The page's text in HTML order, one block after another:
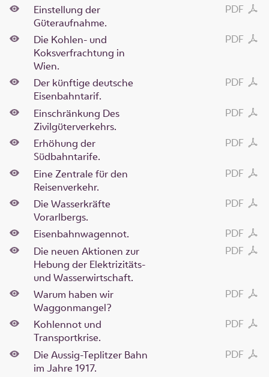
PDF
Einstellung der
Güteraufnahme.
PDF
Die Kohlen- und
Koksverfrachtung in
Wien.
PDF
Der künftige deutsche
Eisenbahntarif.
PDF
Einschränkung Des
Zivilgüterverkehrs.
PDF
Erhöhung der
Südbahntarife.
PDF
Eine Zentrale für den
Reisenverkehr.
PDF
Die Wasserkräfte
Vorarlbergs.
PDF
Eisenbahnwagennot.
PDF
Die neuen Aktionen zur
Hebung der Elektrizitäts-
und Wasserwirtschaft.
PDF
Warum haben wir
Waggonmangel?
PDF
Kohlennot und
Transportkrise.
PDF
Die Aussig-Teplitzer Bahn
im Jahre 1917.